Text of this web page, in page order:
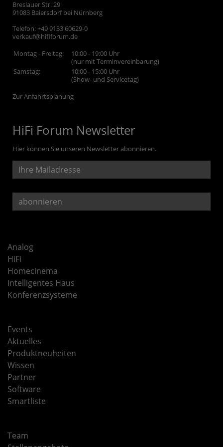
Breslauer Str. 29
91083 Baiersdorf bei Nürnberg
Telefon:+49 9133 60629-0
verkauf@hififorum.de
Montag - Freitag:
10:00 - 19:00 Uhr
(nur mit Terminvereinbarung)
Samstag:
10:00 - 15:00 Uhr
(Show- und Servicetag)
Zur Anfahrtsplanung
HiFi Forum Newsletter
Hier können Sie unseren Newsletter abonnieren.
Analog
HiFi
Homecinema
Intelligentes Haus
Konferenzsysteme
Events
Aktuelles
Produktneuheiten
Wissen
Partner
Software
Smartliste
Team